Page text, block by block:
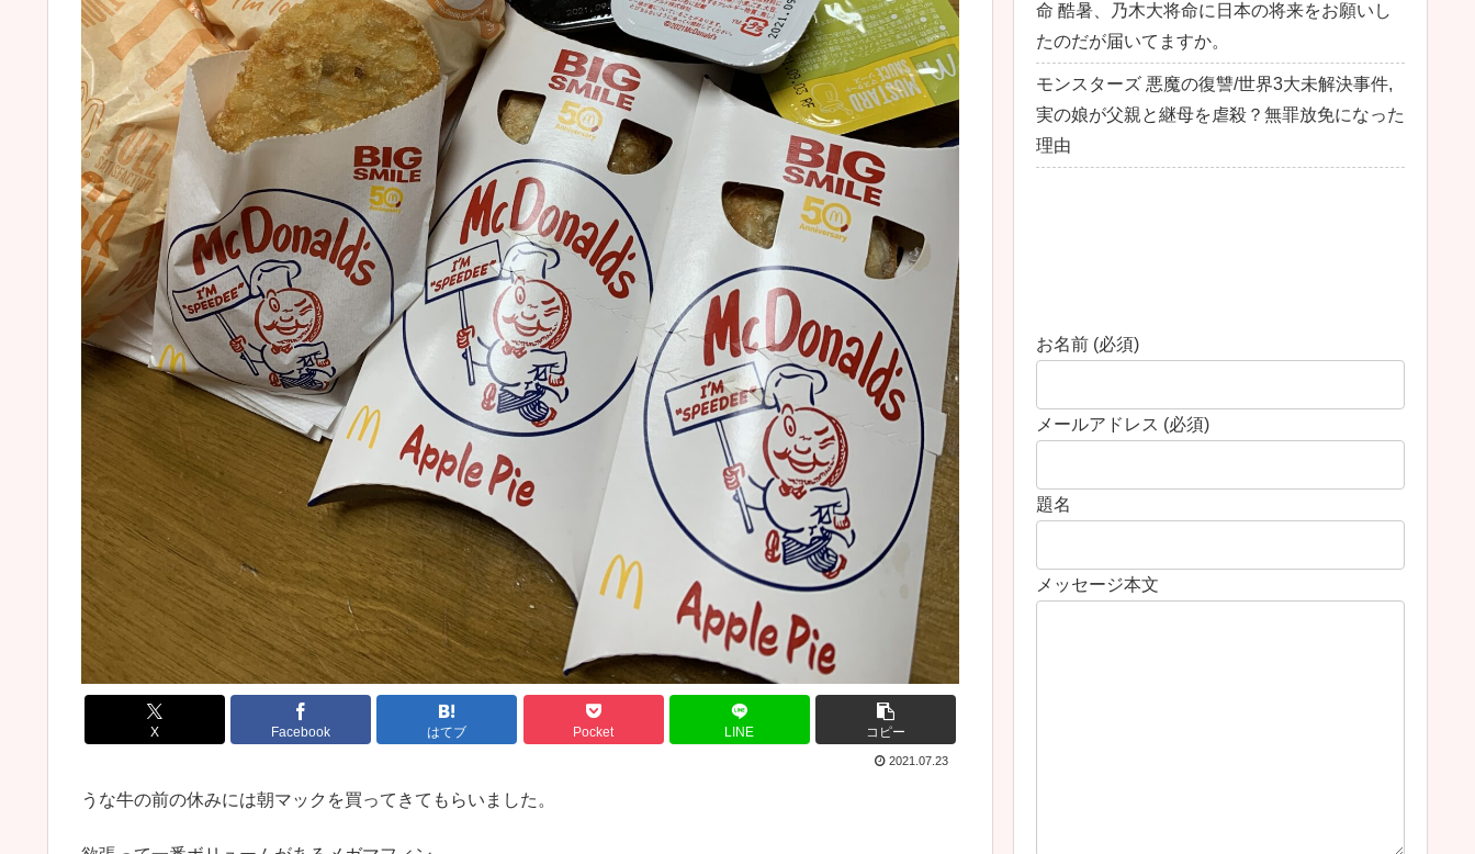
X Facebook はてブ Pocket LINE コピー
2021.07.23
うな牛の前の休みには朝マックを買ってきてもらいました。
命 酷暑、乃木大将命に日本の将来をお願いし
たのだが届いてますか。
モンスターズ 悪魔の復讐/世界3大未解決事件,
実の娘が父親と継母を虐殺？無罪放免になった
理由
お名前 (必須)
メールアドレス (必須)
題名
メッセージ本文